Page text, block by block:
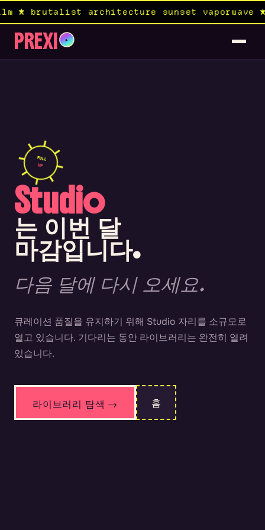
★ brutalist architecture sunset
PREXI ✦
FULL
UP
Studio
는 이번 달
마감입니다.
다음 달에 다시 오세요.
큐레이션 품질을 유지하기 위해 Studio 자리를 소규모로
열고 있습니다. 기다리는 동안 라이브러리는 완전히 열려
있습니다.
라이브러리 탐색 → 홈